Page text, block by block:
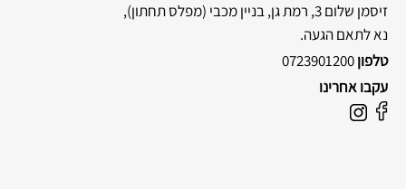
זיסמן שלום 3, רמת גן, בניין מכבי
(מפלס תחתון),
נא לתאם הגעה.
טלפון0723901200
עקבו אחרינו
F
I